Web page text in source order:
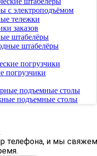
с электроподъёмом
тележки
заказов
штабелёры
штабелёры
погрузчики
погрузчики
подъемные столы
подъемные столы
телефона, и мы